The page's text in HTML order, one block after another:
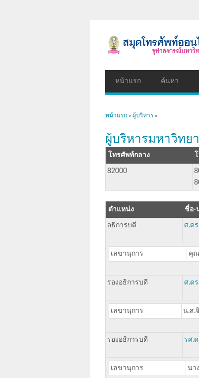
หน้าแรก ค้นหา
คุณอยู่ที่นี่
หน้าแรก » ผู้บริหาร »
ผู้บริหารมหาวิทย
โทรศัพท์กลาง
82000
ตำแหน่ง ชื่อ-
อธิการบดี ศ.ด
เลขานุการ คุ
รองอธิการบดี ศ.ด
เลขานุการ น.ส.
รองอธิการบดี รศ.
เลขานุการ นา